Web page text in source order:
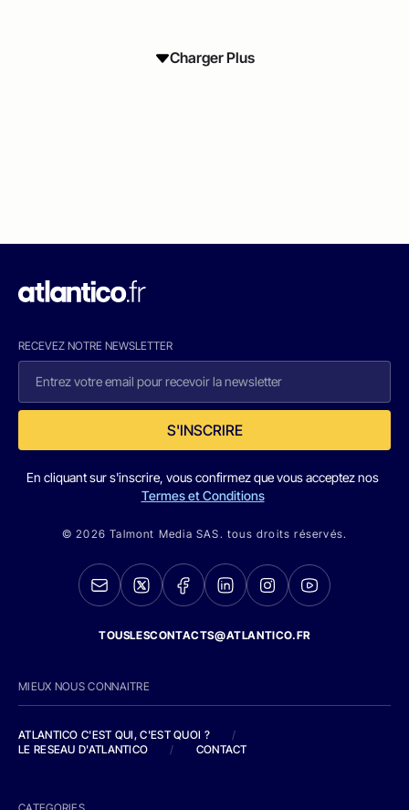
Charger Plus
RECEVEZ NOTRE NEWSLETTER
S'INSCRIRE
En cliquant sur s'inscrire, vous confirmez que vous acceptez nos
Termes et Conditions
© 2026 Talmont Media SAS. tous droits réservés.
TOUSLESCONTACTS@ATLANTICO.FR
MIEUX NOUS CONNAITRE
ATLANTICO C'EST QUI, C'EST QUOI ?
/
LE RESEAU D'ATLANTICO
/ CONTACT